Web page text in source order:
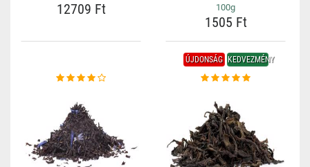
12709 Ft
100g
1505 Ft
ÚJDONSÁG KEDVEZMÉNY